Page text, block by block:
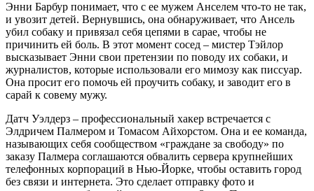
Энни Барбур понимает, что с ее мужем Анселем что-то не так,
и увозит детей. Вернувшись, она обнаруживает, что Ансель
убил собаку и привязал себя цепями в сарае, чтобы не
причинить ей боль. В этот момент сосед – мистер Тэйлор
высказывает Энни свои претензии по поводу их собаки, и
журналистов, которые использовали его мимозу как писсуар.
Она просит его помочь ей проучить собаку, и заводит его в
сарай к совему мужу.
Датч Уэлдерз – профессиональный хакер встречается с
Элдричем Палмером и Томасом Айхорстом. Она и ее команда,
называющих себя сообществом «граждане за свободу» по
заказу Палмера соглашаются обвалить сервера крупнейших
телефонных корпораций в Нью-Йорке, чтобы оставить город
без связи и интернета. Это сделает отправку фото и